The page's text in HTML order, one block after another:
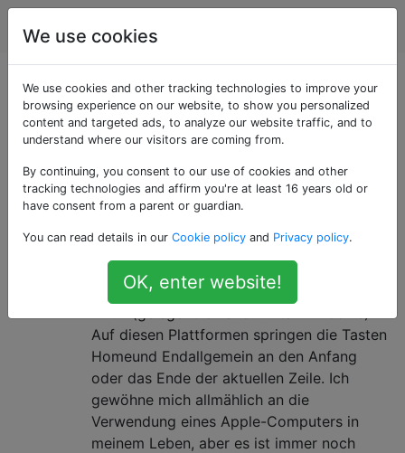
Apple
Als «keyboard»
getaggte Fragen
Ein physisches Gerät mit Schaltflächen, mit denen
Zeichen eingegeben werden können
10
Ordnen Sie "Home" und "End" dem
Anfang und Ende der Zeile neu zu
Die meiste Rechenzeit verbringe ich unter
Auf diesen Plattformen springen die Tasten
Homeund Endallgemein an den Anfang
oder das Ende der aktuellen Zeile. Ich
gewöhne mich allmählich an die
Verwendung eines Apple-Computers in
meinem Leben, aber es ist immer noch
We use cookies
We use cookies and other tracking technologies to improve your
browsing experience on our website, to show you personalized
content and targeted ads, to analyze our website traffic, and to
understand where our visitors are coming from.
By continuing, you consent to our use of cookies and other
tracking technologies and affirm you're at least 16 years old or
have consent from a parent or guardian.
You can read details in our Cookie policy and Privacy policy.
OK, enter website!